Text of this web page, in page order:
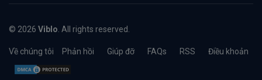
© 2026 Viblo . All rights reserved.
Về chúng tôi Phản hồi Giúp đỡ FAQs RSS Điều khoản